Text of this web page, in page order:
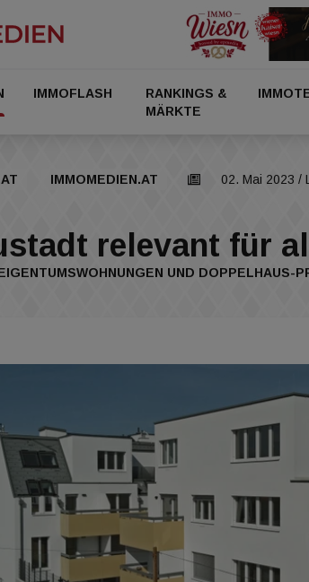
IMMOFLASH
RANKINGS &
MÄRKTE
IMMOMEDIEN.AT 02. Mai 2023 /
relevant für
UND DOPPELHAUS-